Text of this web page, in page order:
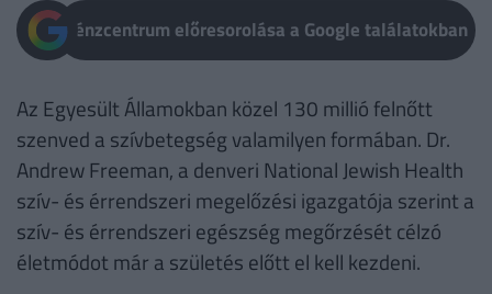
Pénzcentrum előresorolása a Google találatokban
Az Egyesült Államokban közel 130 millió felnőtt
szenved a szívbetegség valamilyen formában. Dr.
Andrew Freeman, a denveri National Jewish Health
szív- és érrendszeri megelőzési igazgatója szerint a
szív- és érrendszeri egészség megőrzését célzó
életmódot már a születés előtt el kell kezdeni.